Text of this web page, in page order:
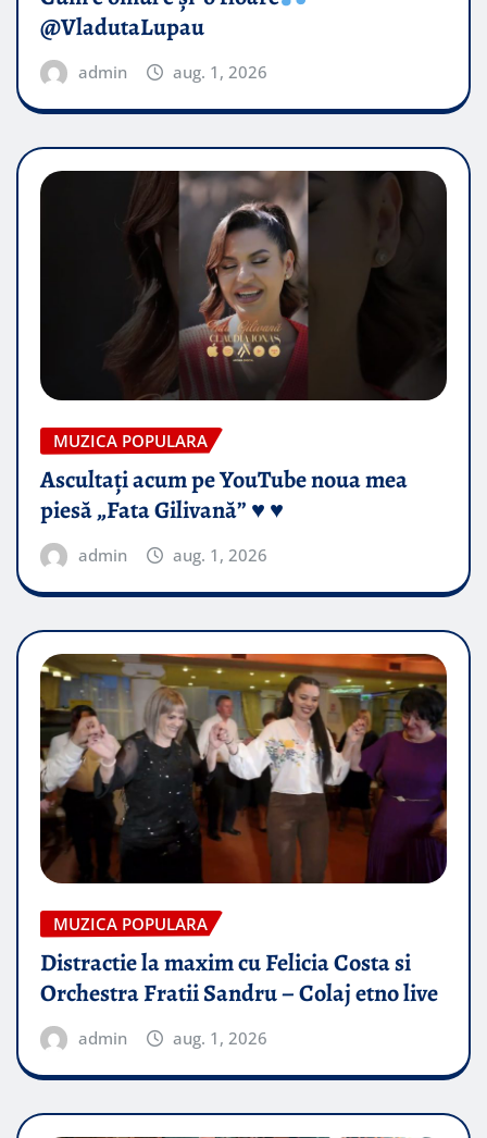
@VladutaLupau
admin aug. 1, 2026
MUZICA POPULARA
Ascultați acum pe YouTube noua mea
piesă „Fata Gilivană” ♥️ ♥️
admin aug. 1, 2026
MUZICA POPULARA
Distractie la maxim cu Felicia Costa si
Orchestra Fratii Sandru – Colaj etno live
admin aug. 1, 2026